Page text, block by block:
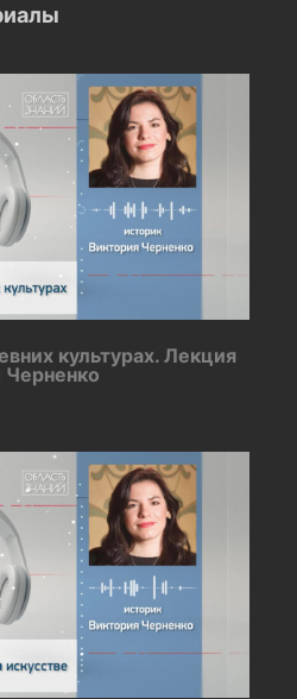
культурах. Лекция
Черненко